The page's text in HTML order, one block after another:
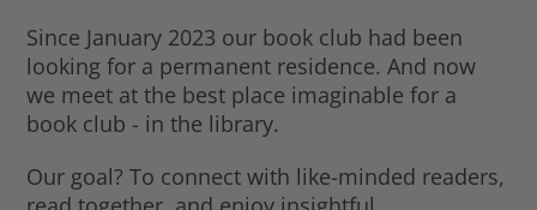
Since January 2023 our book club had been
looking for a permanent residence. And now
we meet at the best place imaginable for a
book club - in the library.
Our goal? To connect with like-minded readers,